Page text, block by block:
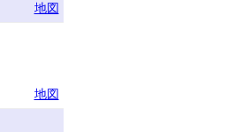
地図
地図